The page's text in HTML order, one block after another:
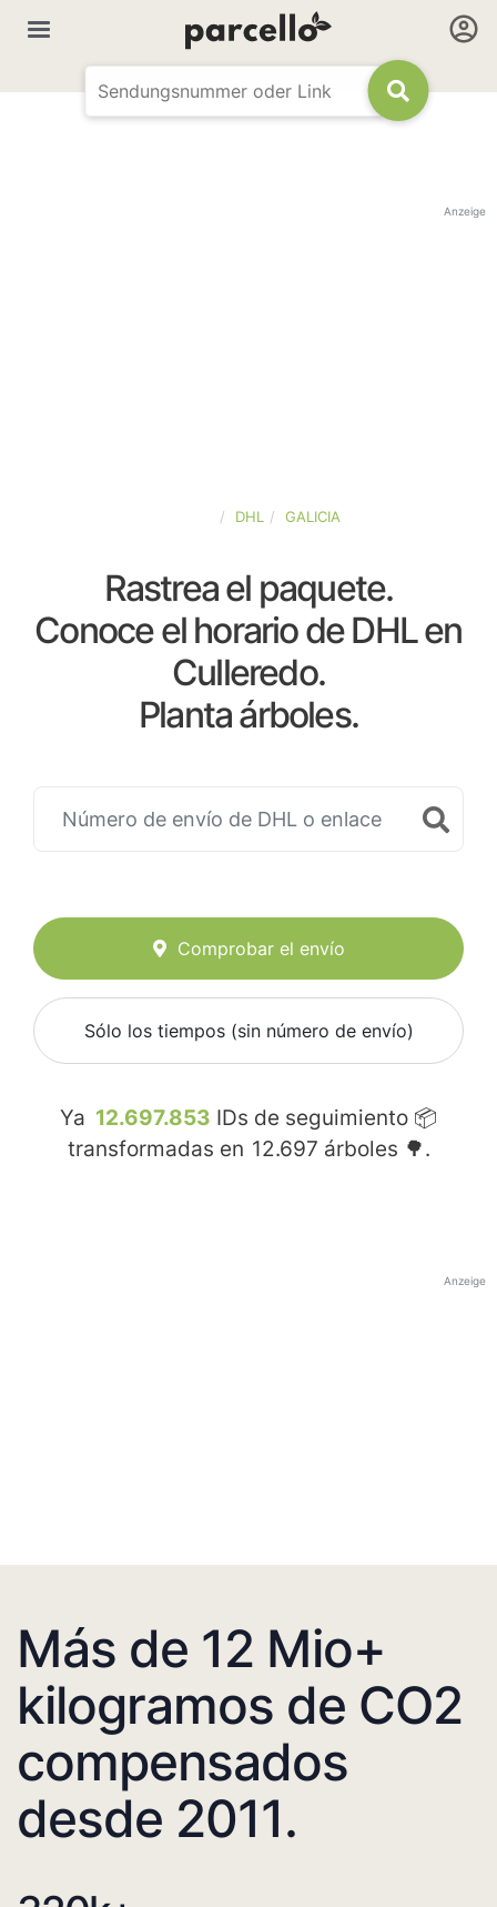
Anzeige
DHL GALICIA
Rastrea el paquete.
Conoce el horario de DHL en
Culleredo.
Planta árboles.
Comprobar el envío
Sólo los tiempos (sin número de envío)
Ya 12.697.853 IDs de seguimiento 📦
transformadas en 12.697 árboles 🌳.
Anzeige
Más de 12 Mio+
kilogramos de CO2
compensados
desde 2011.